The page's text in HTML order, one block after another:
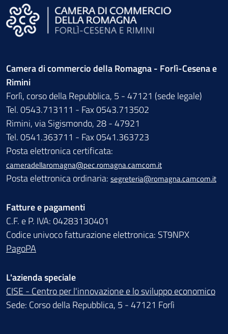
Camera di commercio della Romagna - Forlì-Cesena e
Rimini
Forlì, corso della Repubblica, 5 - 47121 (sede legale)
Tel. 0543.713111 - Fax 0543.713502
Rimini, via Sigismondo, 28 - 47921
Tel. 0541.363711 - Fax 0541.363723
Posta elettronica certificata:
cameradellaromagna@pec.romagna.camcom.it
Posta elettronica ordinaria: segreteria@romagna.camcom.it
Fatture e pagamenti
C.F. e P. IVA: 04283130401
Codice univoco fatturazione elettronica: ST9NPX
PagoPA
L'azienda speciale
CISE - Centro per l'innovazione e lo sviluppo economico
Sede: Corso della Repubblica, 5 - 47121 Forlì